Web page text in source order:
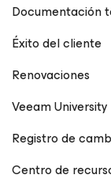
Documentación
Éxito del cliente
Renovaciones
Veeam University
Registro de
Centro de